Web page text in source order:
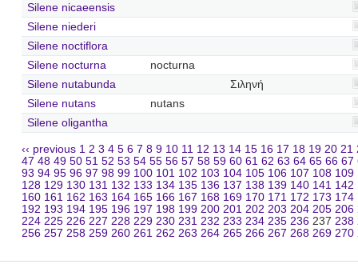
Silene nicaeensis
Silene niederi
Silene noctiflora
Silene nocturna
nocturna
Silene nutabunda
Σιληνή
Silene nutans
nutans
Silene oligantha
‹‹ previous 1 2 3 4 5 6 7 8 9 10 11 12 13 14 15 16 17 18 19 20 21
47 48 49 50 51 52 53 54 55 56 57 58 59 60 61 62 63 64 65 66 67
93 94 95 96 97 98 99 100 101 102 103 104 105 106 107 108 109
128 129 130 131 132 133 134 135 136 137 138 139 140 141 142
160 161 162 163 164 165 166 167 168 169 170 171 172 173 174
192 193 194 195 196 197 198 199 200 201 202 203 204 205 206
224 225 226 227 228 229 230 231 232 233 234 235 236 237 238
256 257 258 259 260 261 262 263 264 265 266 267 268 269 270